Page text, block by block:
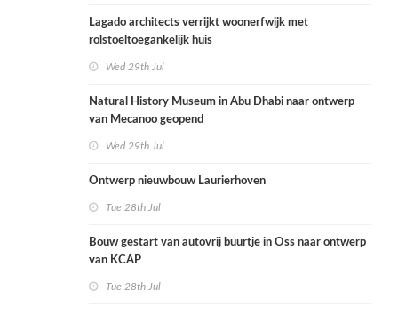
Lagado architects verrijkt woonerfwijk met
rolstoeltoegankelijk huis
Wed 29th Jul
Natural History Museum in Abu Dhabi naar ontwerp
van Mecanoo geopend
Wed 29th Jul
Ontwerp nieuwbouw Laurierhoven
Tue 28th Jul
Bouw gestart van autovrij buurtje in Oss naar ontwerp
van KCAP
Tue 28th Jul